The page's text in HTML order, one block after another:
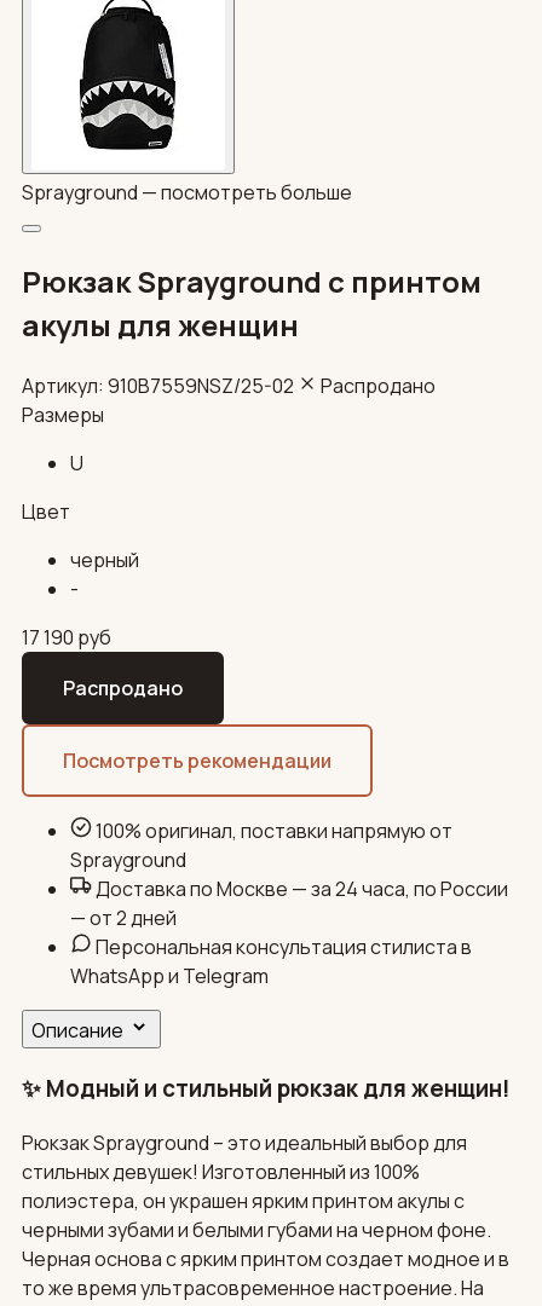
Sprayground —посмотреть больше
Рюкзак Sprayground с принтом
акулы для женщин
Артикул: 910B7559NSZ/25-02
Распродано
Размеры
U
Цвет
черный
-
17 190 руб
Распродано
Посмотреть рекомендации
100% оригинал, поставки напрямую от
Sprayground
Доставка по Москве — за 24 часа, по России
— от 2 дней
Персональная консультация стилиста в
WhatsApp и Telegram
Описание
✨ Модный и стильный рюкзак для женщин!
Рюкзак Sprayground – это идеальный выбор для
стильных девушек! Изготовленный из 100%
полиэстера, он украшен ярким принтом акулы с
черными зубами и белыми губами на черном фоне.
Черная основа с ярким принтом создает модное и в
то же время ультрасовременное настроение. На